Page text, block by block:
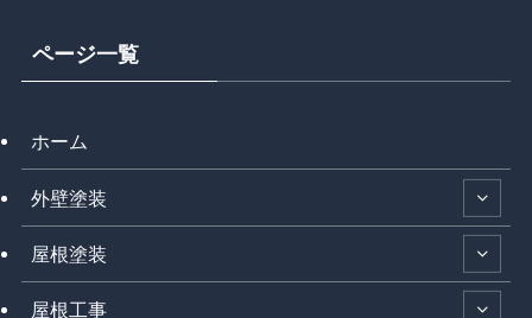
ページ一覧
ホーム
外壁塗装
屋根塗装
屋根工事